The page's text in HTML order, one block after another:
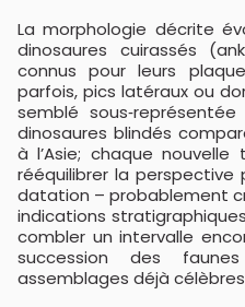
La morphologie décrite
dinosaures cuirassés
connus pour leurs
parfois, pics latéraux ou
semblé
dinosaures blindés
à l’Asie; chaque
rééquilibrer la perspective
datation – probablement
indications
combler un intervalle
succession des
assemblages déjà